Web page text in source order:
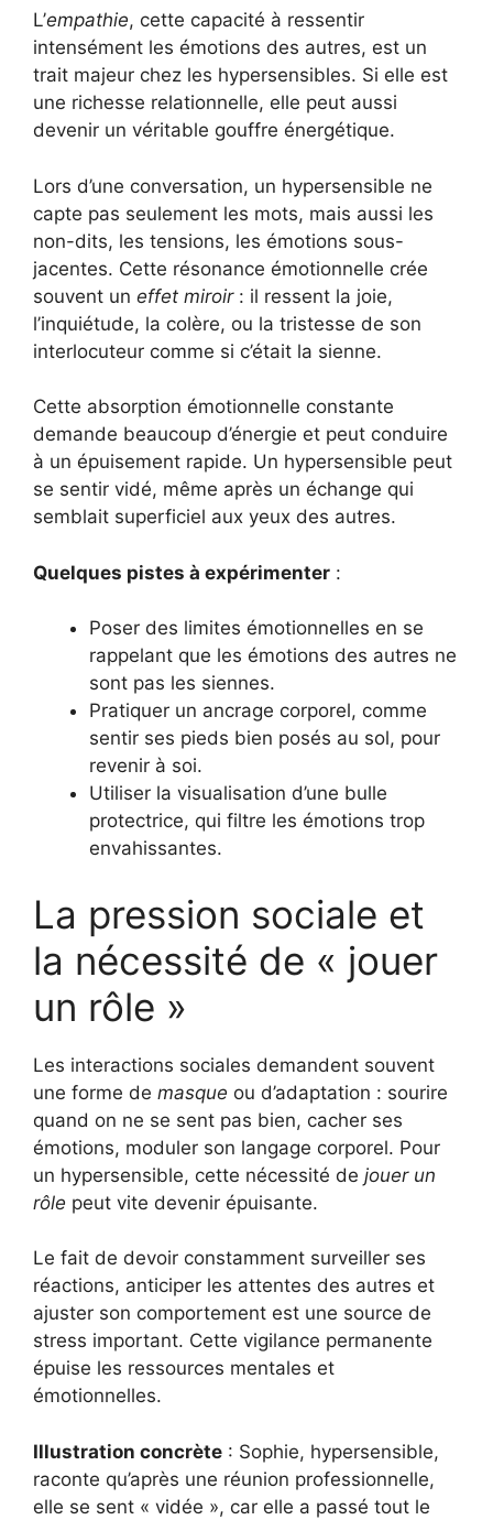
L’empathie, cette capacité à ressentir
intensément les émotions des autres, est un
trait majeur chez les hypersensibles. Si elle est
une richesse relationnelle, elle peut aussi
devenir un véritable gouffre énergétique.
Lors d’une conversation, un hypersensible ne
capte pas seulement les mots, mais aussi les
non-dits, les tensions, les émotions sous-
jacentes. Cette résonance émotionnelle crée
souvent un effet miroir: il ressent la joie,
l’inquiétude, la colère, ou la tristesse de son
interlocuteur comme si c’était la sienne.
Cette absorption émotionnelle constante
demande beaucoup d’énergie et peut conduire
à un épuisement rapide. Un hypersensible peut
se sentir vidé, même après un échange qui
semblait superficiel aux yeux des autres.
Quelques pistes à expérimenter :
Poser des limites émotionnelles en se
rappelant que les émotions des autres ne
sont pas les siennes.
Pratiquer un ancrage corporel, comme
sentir ses pieds bien posés au sol, pour
revenir à soi.
Utiliser la visualisation d’une bulle
protectrice, qui filtre les émotions trop
envahissantes.
La pression sociale et
la nécessité de « jouer
un rôle »
Les interactions sociales demandent souvent
une forme de masque ou d’adaptation : sourire
quand on ne se sent pas bien, cacher ses
émotions, moduler son langage corporel. Pour
un hypersensible, cette nécessité de jouer un
rôle peut vite devenir épuisante.
Le fait de devoir constamment surveiller ses
réactions, anticiper les attentes des autres et
ajuster son comportement est une source de
stress important. Cette vigilance permanente
épuise les ressources mentales et
émotionnelles.
Illustration concrète : Sophie, hypersensible,
raconte qu’après une réunion professionnelle,
elle se sent « vidée », car elle a passé tout le